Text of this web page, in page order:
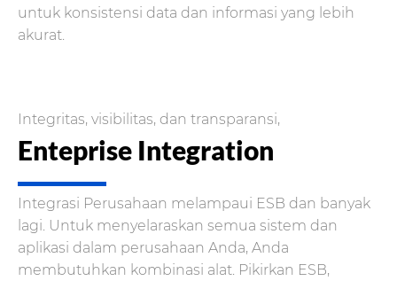
untuk konsistensi data dan informasi yang lebih
akurat.
Integritas, visibilitas, dan transparansi,
Enteprise Integration
Integrasi Perusahaan melampaui ESB dan banyak
lagi. Untuk menyelaraskan semua sistem dan
aplikasi dalam perusahaan Anda, Anda
membutuhkan kombinasi alat. Pikirkan ESB,